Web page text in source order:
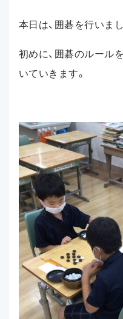
本日は、囲碁を行いまし
初めに、囲碁のルール
いていきます。